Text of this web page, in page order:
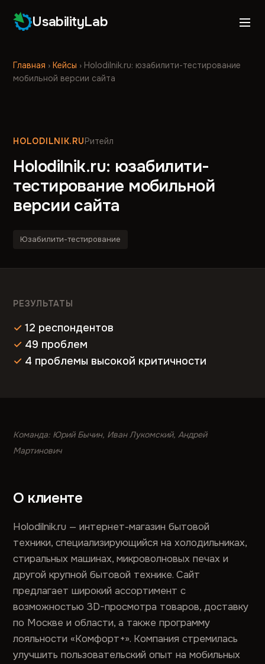
UsabilityLab
Главная ›Кейсы › Holodilnik.ru: юзабилити-тестирование
мобильной версии сайта
HOLODILNIK.RUРитейл
Holodilnik.ru: юзабилити-
тестирование мобильной
версии сайта
Юзабилити-тестирование
РЕЗУЛЬТАТЫ
12 респондентов
49 проблем
4 проблемы высокой критичности
Команда: Юрий Бычин, Иван Лукомский, Андрей
Мартинович
О клиенте
Holodilnik.ru — интернет-магазин бытовой
техники, специализирующийся на холодильниках,
стиральных машинах, микроволновых печах и
другой крупной бытовой технике. Сайт
предлагает широкий ассортимент с
возможностью 3D-просмотра товаров, доставку
по Москве и области, а также программу
лояльности «Комфорт+». Компания стремилась
улучшить пользовательский опыт на мобильных